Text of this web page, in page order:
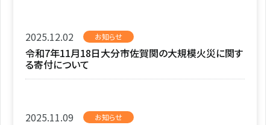
2025.12.02 お知らせ
令和7年11月18日大分市佐賀関の大規模火災に関す
る寄付について
2025.11.09 お知らせ